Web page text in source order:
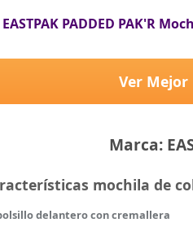
EASTPAK PADDED PAK'R
Marca:
Ver Mejor
mochila de
delantero con cremallera